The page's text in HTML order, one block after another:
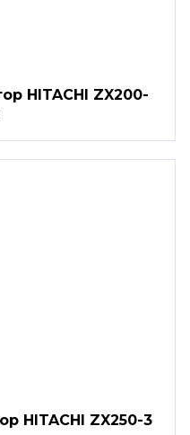
HITACHI ZX200-
HITACHI ZX250-3